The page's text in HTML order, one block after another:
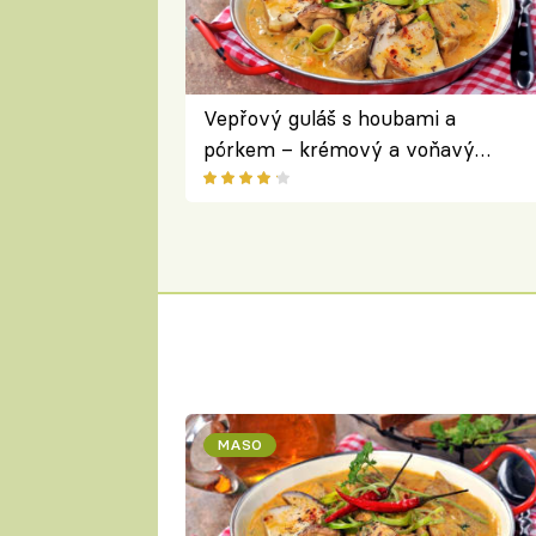
Vepřový guláš s houbami a
pórkem – krémový a voňavý
pokrm z jednoho hrnce
MASO